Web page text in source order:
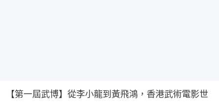
【第一屆武博】從李小龍到黃飛鴻，香港武術電影世